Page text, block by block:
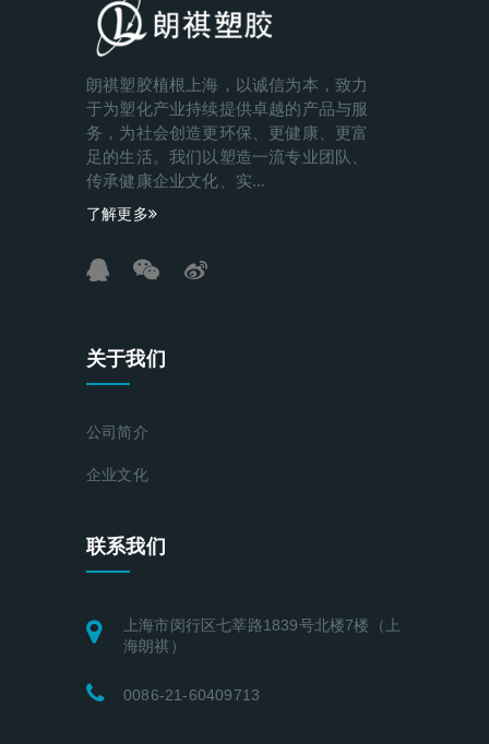
朗祺塑胶植根上海，以诚信为本，致力
于为塑化产业持续提供卓越的产品与服
务，为社会创造更环保、更健康、更富
足的生活。我们以塑造一流专业团队、
传承健康企业文化、实...
了解更多
关于我们
公司简介
企业文化
联系我们
上海市闵行区七莘路1839号北楼7楼（上
海朗祺）
0086-21-60409713